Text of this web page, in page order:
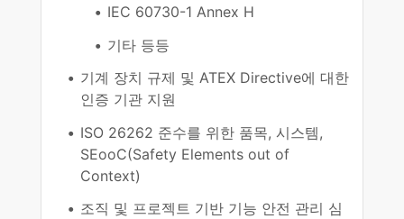
IEC 60730-1 Annex H
기타 등등
기계 장치 규제 및 ATEX Directive에 대한
인증 기관 지원
ISO 26262 준수를 위한 품목, 시스템,
SEooC(Safety Elements out of
Context)
조직 및 프로젝트 기반 기능 안전 관리 심